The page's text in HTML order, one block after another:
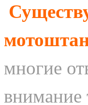
многие
внимание